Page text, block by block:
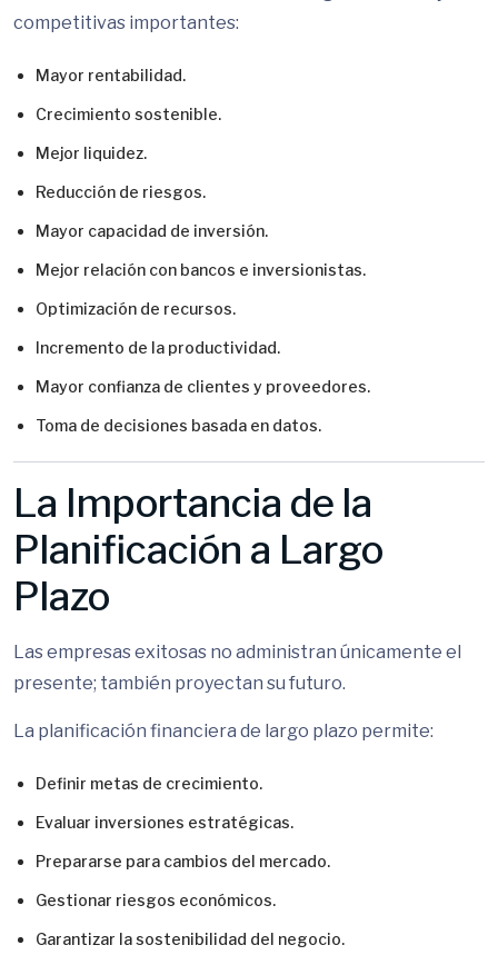
competitivas importantes:
Mayor rentabilidad.
Crecimiento sostenible.
Mejor liquidez.
Reducción de riesgos.
Mayor capacidad de inversión.
Mejor relación con bancos e inversionistas.
Optimización de recursos.
Incremento de la productividad.
Mayor confianza de clientes y proveedores.
Toma de decisiones basada en datos.
La Importancia de la
Planificación a Largo
Plazo
Las empresas exitosas no administran únicamente el
presente; también proyectan su futuro.
La planificación financiera de largo plazo permite:
Definir metas de crecimiento.
Evaluar inversiones estratégicas.
Prepararse para cambios del mercado.
Gestionar riesgos económicos.
Garantizar la sostenibilidad del negocio.